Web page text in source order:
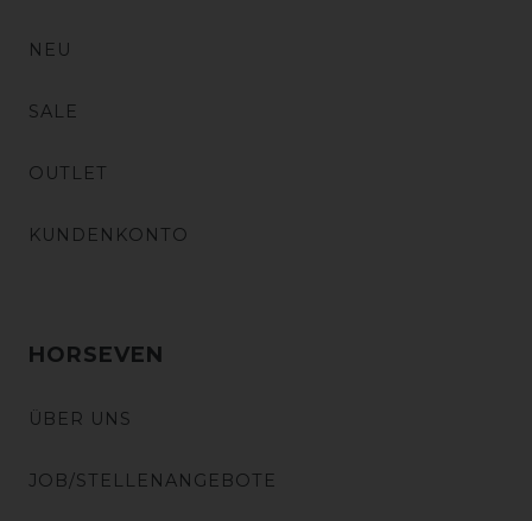
NEU
SALE
OUTLET
KUNDENKONTO
HORSEVEN
ÜBER UNS
JOB/STELLENANGEBOTE